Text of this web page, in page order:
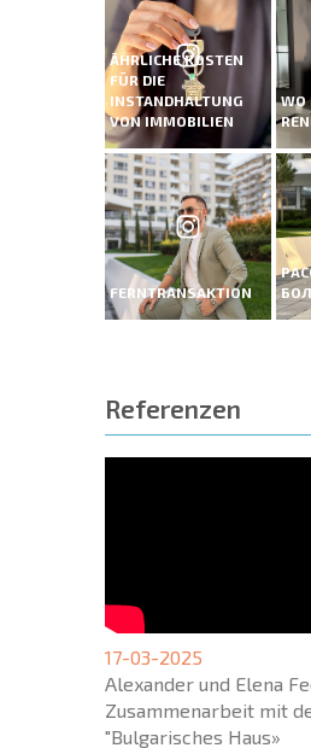
ÄHRLICHE KOSTEN
FÜR DIE
INSTANDHALTUNG
VON IMMOBILIEN
WO
FERNTRANSAKTION
Referenzen
17-03-2025
Alexander und Elena
Zusammenarbeit mit
"Bulgarisches Haus»